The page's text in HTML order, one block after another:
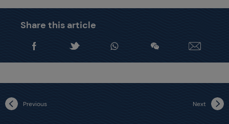
Share this article
Previous Next